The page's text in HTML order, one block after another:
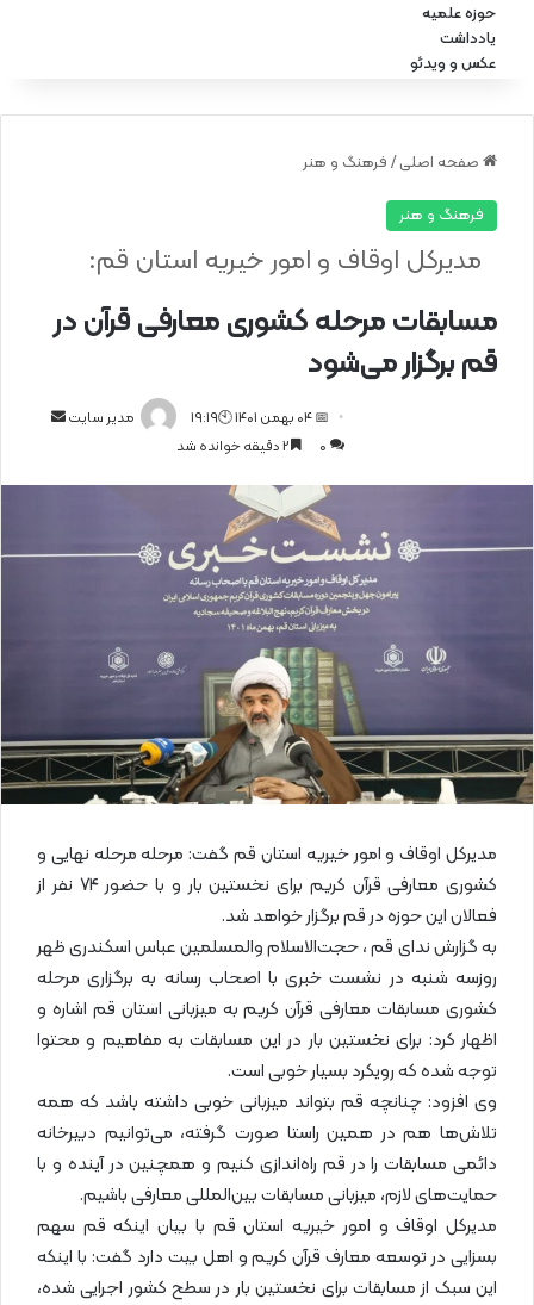
حوزه علمیه
یادداشت
عکس و ویدئو
صفحه اصلی / فرهنگ و هنر
فرهنگ و هنر
مسابقات مرحله کشوری معارفی قرآن در
قم برگزار می‌شود
مدیرکل اوقاف و امور خیریه استان قم:
مدیر سایت
ا
📅 04 بهمن 1401 🕙19:19
0
مدیرکل اوقاف و امور خیریه استان قم گفت: مرحله مرحله نهایی و
کشوری معارفی قرآن کریم برای نخستین بار و با حضور 74 نفر از
فعالان این حوزه در قم برگزار خواهد شد.
به گزارش ندای قم ، حجت‌الاسلام والمسلمین عباس اسکندری ظهر
روزسه شنبه در نشست خبری با اصحاب رسانه به برگزاری مرحله
کشوری مسابقات معارفی قرآن کریم به میزبانی استان قم اشاره و
اظهار کرد: برای نخستین بار در این مسابقات به مفاهیم و محتوا
توجه شده که رویکرد بسیار خوبی است.
وی افزود: چنانچه قم بتواند میزبانی خوبی داشته باشد که همه
تلاش‌ها هم در همین راستا صورت گرفته، می‌توانیم دبیرخانه
دائمی مسابقات را در قم راه‌اندازی کنیم و همچنین در آینده و با
حمایت‌های لازم، میزبانی مسابقات بین‌المللی معارفی باشیم.
مدیرکل اوقاف و امور خیریه استان قم با بیان اینکه قم سهم
بسزایی در توسعه معارف قرآن کریم و اهل بیت دارد گفت: با اینکه
این سبک از مسابقات برای نخستین بار در سطح کشور اجرایی شده،